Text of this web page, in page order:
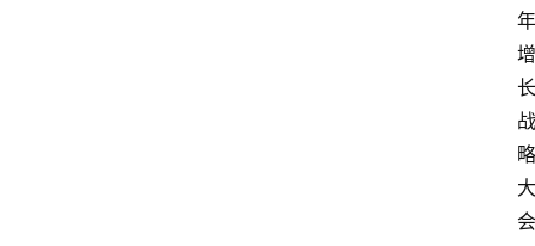
年
增
长
战
略
大
会